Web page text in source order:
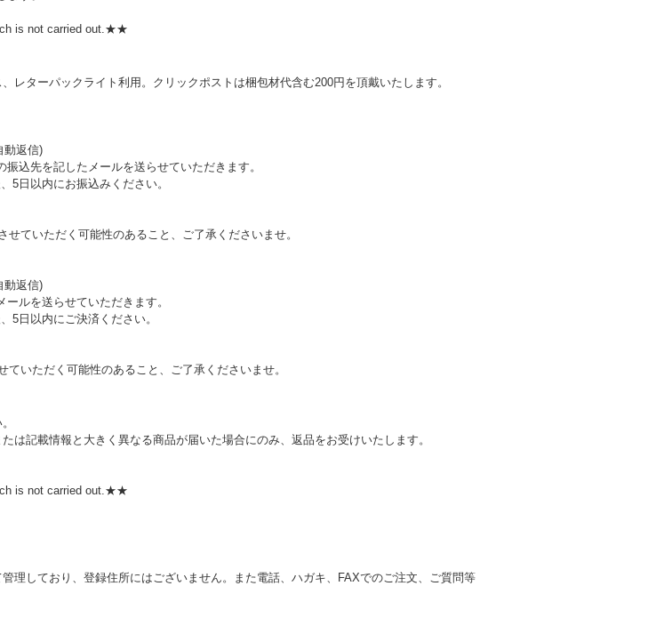
is not carried out.★★
レターパックライト利用。クリックポストは梱包材代含む200円を頂戴いたします。
動返信)
込先を記したメールを送らせていただきます。
日以内にお振込みください。
ていただく可能性のあること、ご了承くださいませ。
動返信)
ルを送らせていただきます。
日以内にご決済ください。
いただく可能性のあること、ご了承くださいませ。
は記載情報と大きく異なる商品が届いた場合にのみ、返品をお受けいたします。
is not carried out.★★
理しており、登録住所にはございません。また電話、ハガキ、FAXでのご注文、ご質問等